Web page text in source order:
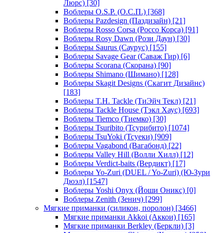
Люрс) [30]
Воблеры O.S.P. (О.С.П.) [368]
Воблеры Pazdesign (Паздизайн) [21]
Воблеры Rosso Corsa (Россо Корса) [91]
Воблеры Rosy Dawn (Рози Даун) [30]
Воблеры Saurus (Саурус) [155]
Воблеры Savage Gear (Саваж Гир) [6]
Воблеры Scorana (Скорана) [90]
Воблеры Shimano (Шимано) [128]
Воблеры Skagit Designs (Скагит Дизайнс)
[183]
Воблеры T.H. Tackle (ТиЭйч Текл) [21]
Воблеры Tackle House (Тэкл Хаус) [693]
Воблеры Tiemco (Тиемко) [30]
Воблеры Tsuribito (Тсурибито) [1074]
Воблеры TsuYoki (Тсуеки) [909]
Воблеры Vagabond (Вагабонд) [22]
Воблеры Valley Hill (Волли Хилл) [12]
Воблеры Verdict-baits (Вердикт) [17]
Воблеры Yo-Zuri (DUEL / Yo-Zuri) (Ю-Зури
Дюэл) [1547]
Воблеры Yoshi Onyx (Йоши Оникс) [0]
Воблеры Zenith (Зенич) [299]
Мягкие приманки (силикон, поролон) [3466]
Мягкие приманки Akkoi (Аккои) [165]
Мягкие приманки Berkley (Беркли) [3]